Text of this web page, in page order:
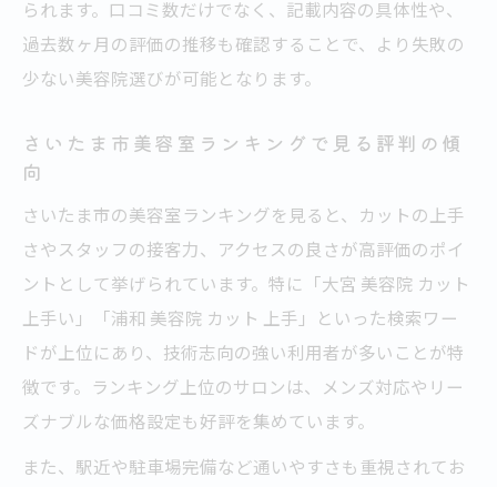
られます。口コミ数だけでなく、記載内容の具体性や、
過去数ヶ月の評価の推移も確認することで、より失敗の
少ない美容院選びが可能となります。
さいたま市美容室ランキングで見る評判の傾
向
さいたま市の美容室ランキングを見ると、カットの上手
さやスタッフの接客力、アクセスの良さが高評価のポイ
ントとして挙げられています。特に「大宮 美容院 カット
上手い」「浦和 美容院 カット 上手」といった検索ワー
ドが上位にあり、技術志向の強い利用者が多いことが特
徴です。ランキング上位のサロンは、メンズ対応やリー
ズナブルな価格設定も好評を集めています。
また、駅近や駐車場完備など通いやすさも重視されてお